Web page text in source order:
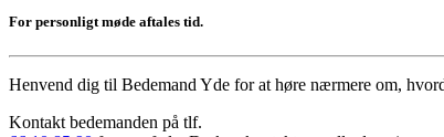
For personligt møde aftales tid.
Henvend dig til Bedemand Yde for at høre nærmere om,
Kontakt bedemanden på tlf.